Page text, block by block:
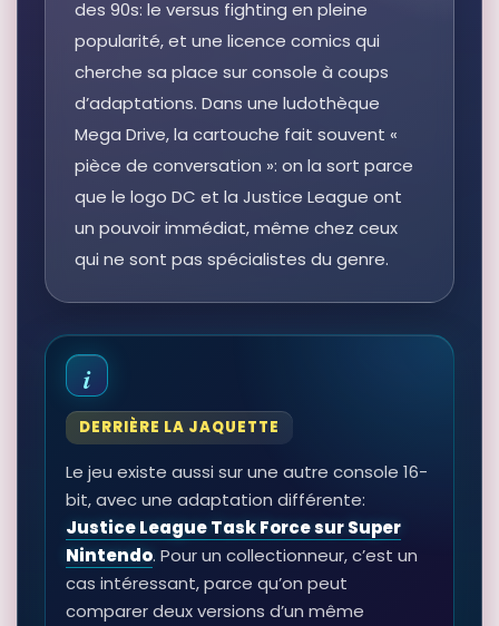
des 90s: le versus fighting en pleine
popularité, et une licence comics qui
cherche sa place sur console à coups
d’adaptations. Dans une ludothèque
Mega Drive, la cartouche fait souvent «
pièce de conversation »: on la sort parce
que le logo DC et la Justice League ont
un pouvoir immédiat, même chez ceux
qui ne sont pas spécialistes du genre.
DERRIÈRE LA JAQUETTE
Le jeu existe aussi sur une autre console 16-
bit, avec une adaptation différente:
Justice League Task Force sur Super
Nintendo. Pour un collectionneur, c’est un
cas intéressant, parce qu’on peut
comparer deux versions d’un même